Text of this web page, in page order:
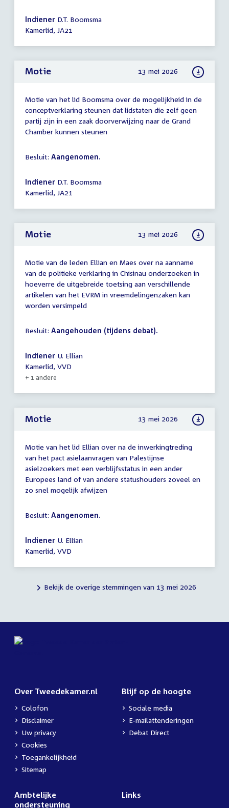
Indiener D.T. Boomsma
Kamerlid, JA21
Motie 13 mei 2026
Motie van het lid Boomsma over de mogelijkheid in de
conceptverklaring steunen dat lidstaten die zelf geen
partij zijn in een zaak doorverwijzing naar de Grand
Chamber kunnen steunen
Besluit: Aangenomen.
Indiener D.T. Boomsma
Kamerlid, JA21
Motie 13 mei 2026
Motie van de leden Ellian en Maes over na aanname
van de politieke verklaring in Chisinau onderzoeken in
hoeverre de uitgebreide toetsing aan verschillende
artikelen van het EVRM in vreemdelingenzaken kan
worden versimpeld
Besluit: Aangehouden (tijdens debat).
Indiener U. Ellian
Kamerlid, VVD
+ 1 andere
Motie 13 mei 2026
Motie van het lid Ellian over na de inwerkingtreding
van het pact asielaanvragen van Palestijnse
asielzoekers met een verblijfsstatus in een ander
Europees land of van andere statushouders zoveel en
zo snel mogelijk afwijzen
Besluit: Aangenomen.
Indiener U. Ellian
Kamerlid, VVD
Bekijk de overige stemmingen van 13 mei 2026
Over Tweedekamer.nl
Colofon
Disclaimer
Uw privacy
Cookies
Toegankelijkheid
Sitemap
Blijf op de hoogte
Sociale media
E-mailattenderingen
Debat Direct
Ambtelijke
ondersteuning
Links